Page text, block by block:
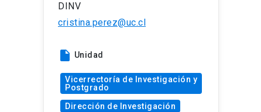
DINV
cristina.perez@uc.cl
insert_drive_file Unidad
Vicerrectoría de Investigación y
Postgrado
Dirección de Investigación